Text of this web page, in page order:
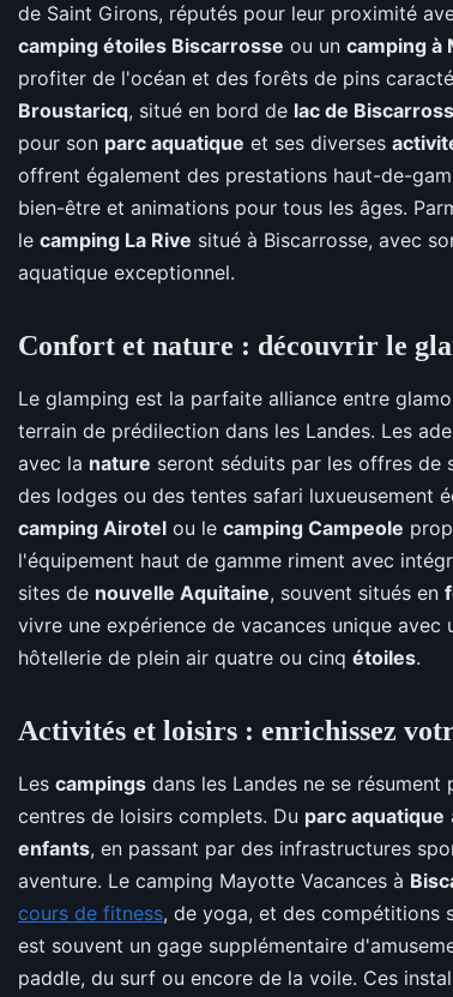
de Saint Girons, réputés pour leur proximité
camping étoiles Biscarrosse ou un camping à
profiter de l'océan et des forêts de pins
Broustaricq, situé en bord de lac de
pour son parc aquatique et ses diverses
offrent également des prestations haut-de-
bien-être et animations pour tous les âges.
le camping La Rive situé à Biscarrosse, avec
aquatique exceptionnel.
Confort et nature : découvrir le
Le glamping est la parfaite alliance entre
terrain de prédilection dans les Landes. Les
avec la nature seront séduits par les offres de
des lodges ou des tentes safari luxueusement
camping Airotel ou le camping Campeole
l'équipement haut de gamme riment avec
sites de nouvelle Aquitaine, souvent situés en
vivre une expérience de vacances unique
hôtellerie de plein air quatre ou cinq étoiles.
Activités et loisirs : enrichissez
Les campings dans les Landes ne se
centres de loisirs complets. Du parc aquatique
enfants, en passant par des infrastructures
aventure. Le camping Mayotte Vacances à
cours de fitness, de yoga, et des compétitions
est souvent un gage supplémentaire
paddle, du surf ou encore de la voile. Ces